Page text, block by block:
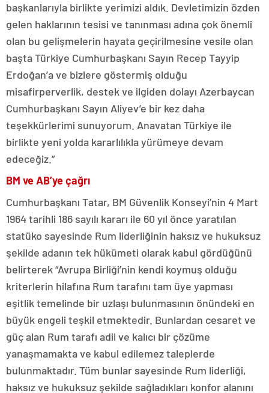
başkanlarıyla birlikte yerimizi aldık. Devletimizin özden
gelen haklarının tesisi ve tanınması adına çok önemli
olan bu gelişmelerin hayata geçirilmesine vesile olan
başta Türkiye Cumhurbaşkanı Sayın Recep Tayyip
Erdoğan’a ve bizlere göstermiş olduğu
misafirperverlik, destek ve ilgiden dolayı Azerbaycan
Cumhurbaşkanı Sayın Aliyev’e bir kez daha
teşekkürlerimi sunuyorum. Anavatan Türkiye ile
birlikte yeni yolda kararlılıkla yürümeye devam
edeceğiz.”
BM ve AB’ye çağrı
Cumhurbaşkanı Tatar, BM Güvenlik Konseyi’nin 4 Mart
1964 tarihli 186 sayılı kararı ile 60 yıl önce yaratılan
statüko sayesinde Rum liderliğinin haksız ve hukuksuz
şekilde adanın tek hükümeti olarak kabul gördüğünü
belirterek “Avrupa Birliği’nin kendi koymuş olduğu
kriterlerin hilafına Rum tarafını tam üye yapması
eşitlik temelinde bir uzlaşı bulunmasının önündeki en
büyük engeli teşkil etmektedir. Bunlardan cesaret ve
güç alan Rum tarafı adil ve kalıcı bir çözüme
yanaşmamakta ve kabul edilemez taleplerde
bulunmaktadır. Tüm bunlar sayesinde Rum liderliği,
haksız ve hukuksuz şekilde sağladıkları konfor alanını